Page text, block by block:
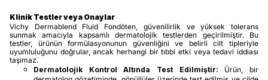
Klinik Testler veya Onaylar
Vichy Dermablend Fluid Fondöten, güvenilirlik ve yüksek tolerans
sunmak amacıyla kapsamlı dermatolojik testlerden geçirilmiştir. Bu
testler, ürünün formülasyonunun güvenliğini ve belirli cilt tipleriyle
uyumluluğunu doğrular, ancak herhangi bir tıbbi etki veya tedavi iddiası
taşımaz.
Dermatolojik Kontrol Altında Test Edilmiştir: Ürün, bir